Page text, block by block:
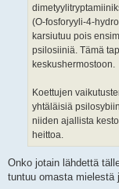
(O-fosforyyli-4-
karsiutuu pois
psilosiiniä. Tämä
keskushermostoon.
Koettujen
yhtäläisiä
niiden ajallista
heittoa.
Onko jotain lähdettä
tuntuu omasta mielestä